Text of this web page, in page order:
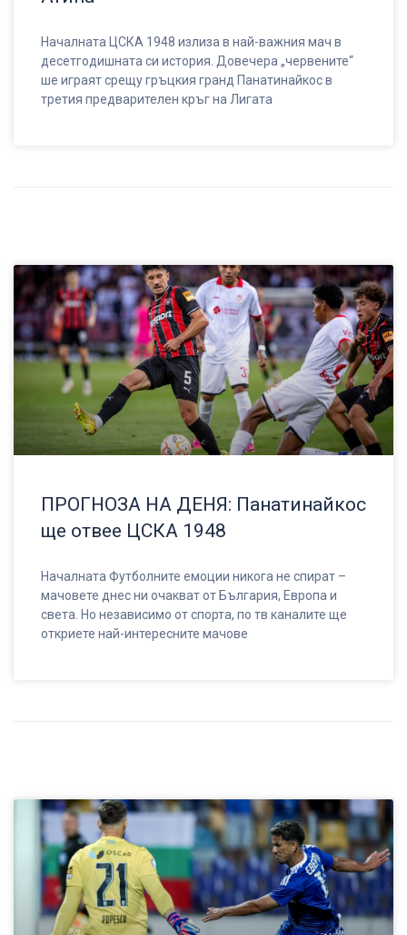
Началната ЦСКА 1948 излиза в най-важния мач в
десетгодишната си история. Довечера „червените“
ше играят срещу гръцкия гранд Панатинайкос в
третия предварителен кръг на Лигата
ПРОГНОЗА НА ДЕНЯ: Панатинайкос
ще отвее ЦСКА 1948
Началната Футболните емоции никога не спират –
мачовете днес ни очакват от България, Европа и
света. Но независимо от спорта, по тв каналите ще
откриете най-интересните мачове